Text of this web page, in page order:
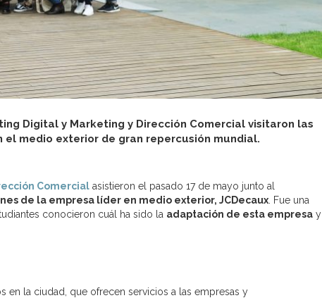
Digital y Marketing y Dirección Comercial visitaron las
el medio exterior de gran repercusión mundial.
Comercial asistieron el pasado 17 de mayo junto al
de la empresa líder en medio exterior, JCDecaux . Fue una
conocieron cuál ha sido la adaptación de esta empresa y
en la ciudad, que ofrecen servicios a las empresas y